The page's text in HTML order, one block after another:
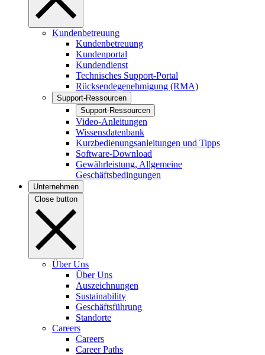
Kundenbetreuung
Kundenbetreuung
Kundenportal
Kundendienst
Technisches Support-Portal
Rücksendegenehmigung (RMA)
Support-Ressourcen
Support-Ressourcen
Video-Anleitungen
Wissensdatenbank
Kurzbedienungsanleitungen und Tipps
Software-Download
Gewährleistung, Allgemeine
Geschäftsbedingungen
Unternehmen
Close button
Über Uns
Über Uns
Auszeichnungen
Sustainability
Geschäftsführung
Standorte
Careers
Careers
Career Paths